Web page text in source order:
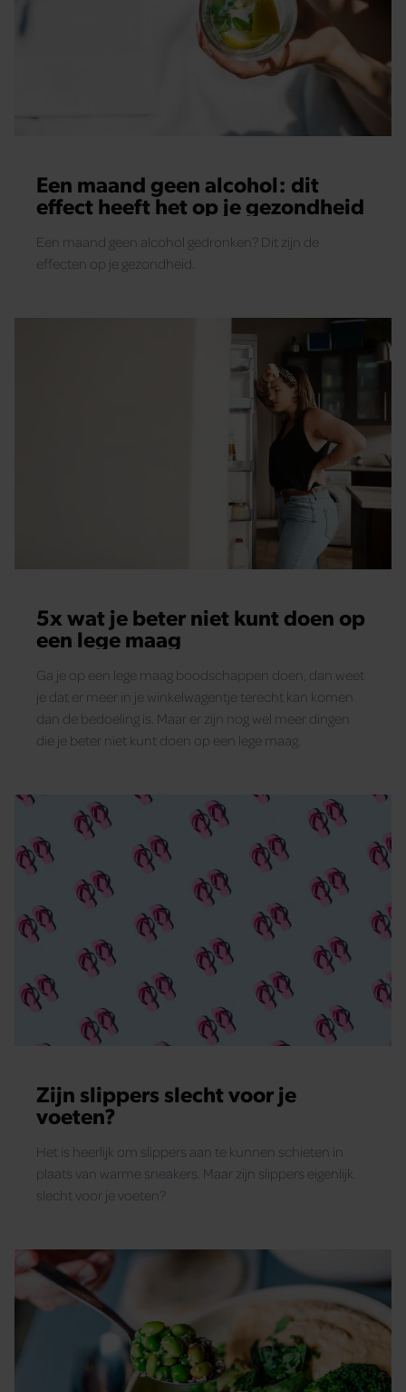
Een maand geen alcohol: dit
effect heeft het op je gezondheid
Een maand geen alcohol gedronken? Dit zijn de
effecten op je gezondheid.
5x wat je beter niet kunt doen op
een lege maag
Ga je op een lege maag boodschappen doen, dan weet
je dat er meer in je winkelwagentje terecht kan komen
dan de bedoeling is. Maar er zijn nog wel meer dingen
die je beter niet kunt doen op een lege maag.
Zijn slippers slecht voor je
voeten?
Het is heerlijk om slippers aan te kunnen schieten in
plaats van warme sneakers. Maar zijn slippers eigenlijk
slecht voor je voeten?